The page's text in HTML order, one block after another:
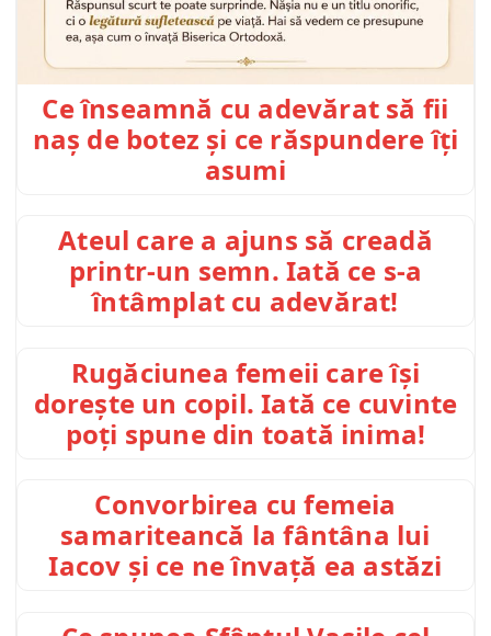
Ce înseamnă cu adevărat să fii
naș de botez și ce răspundere îți
asumi
Ateul care a ajuns să creadă
printr-un semn. Iată ce s-a
întâmplat cu adevărat!
Rugăciunea femeii care își
dorește un copil. Iată ce cuvinte
poți spune din toată inima!
Convorbirea cu femeia
samariteancă la fântâna lui
Iacov și ce ne învață ea astăzi